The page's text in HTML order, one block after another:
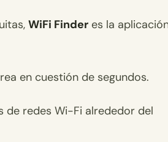
WiFi Finder es la
en cuestión de segundos.
de redes Wi-Fi alrededor del